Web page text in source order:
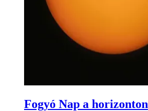
Fogyó Nap a horizonton